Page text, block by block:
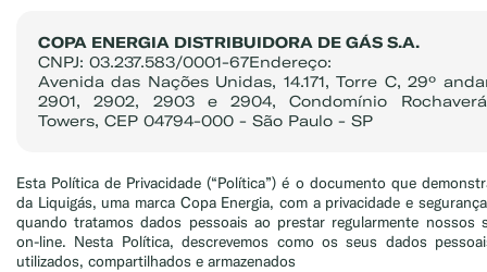
COPA ENERGIA DISTRIBUIDORA DE GÁS S.A.
CNPJ: 03.237.583/0001-67Endereço:
Avenida das Nações Unidas, 14.171, Torre C, 29º
2901, 2902, 2903 e 2904, Condomínio
Towers, CEP 04794-000 - São Paulo - SP
Esta Política de Privacidade (“Política”) é o documento que
da Liquigás, uma marca Copa Energia, com a privacidade e
quando tratamos dados pessoais ao prestar regularmente nossos
on-line. Nesta Política, descrevemos como os seus dados
utilizados, compartilhados e armazenados